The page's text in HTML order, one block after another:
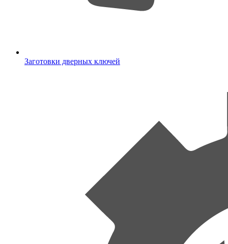
Заготовки дверных ключей